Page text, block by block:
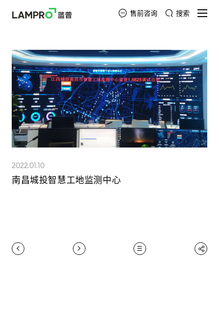
售前咨询 搜索
2022.01.10
南昌城投智慧工地监测中心